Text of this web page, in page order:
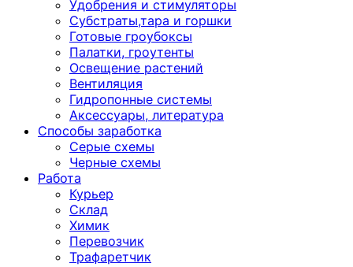
Удобрения и стимуляторы
Субстраты,тара и горшки
Готовые гроубоксы
Палатки, гроутенты
Освещение растений
Вентиляция
Гидропонные системы
Аксессуары, литература
Способы заработка
Серые схемы
Черные схемы
Работа
Курьер
Склад
Химик
Перевозчик
Трафаретчик